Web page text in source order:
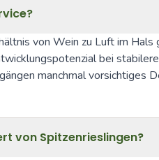
von Wein zu Luft im
bei
manchmal vorsichtiges
von Spitzenrieslingen?